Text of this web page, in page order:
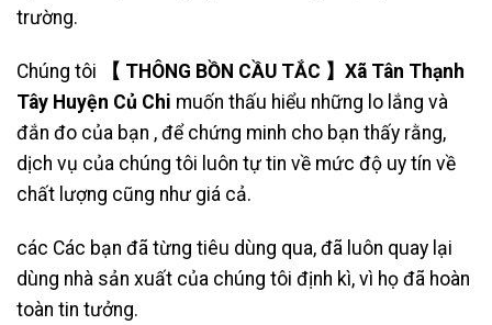
trường.
Chúng tôi
【 THÔNG BỒN CẦU TẮC 】Xã Tân Thạnh
Tây Huyện Củ Chi muốn thấu hiểu những lo lắng và
đắn đo của bạn , để chứng minh cho bạn thấy rằng,
dịch vụ của chúng tôi luôn tự tin về mức độ uy tín về
chất lượng cũng như giá cả.
các Các bạn đã từng tiêu dùng qua, đã luôn quay lại
dùng nhà sản xuất của chúng tôi định kì, vì họ đã hoàn
toàn tin tưởng.